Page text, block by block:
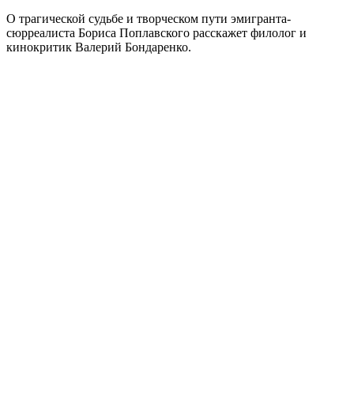
О трагической судьбе и творческом пути эмигранта-
сюрреалиста Бориса Поплавского расскажет филолог и
кинокритик Валерий Бондаренко.